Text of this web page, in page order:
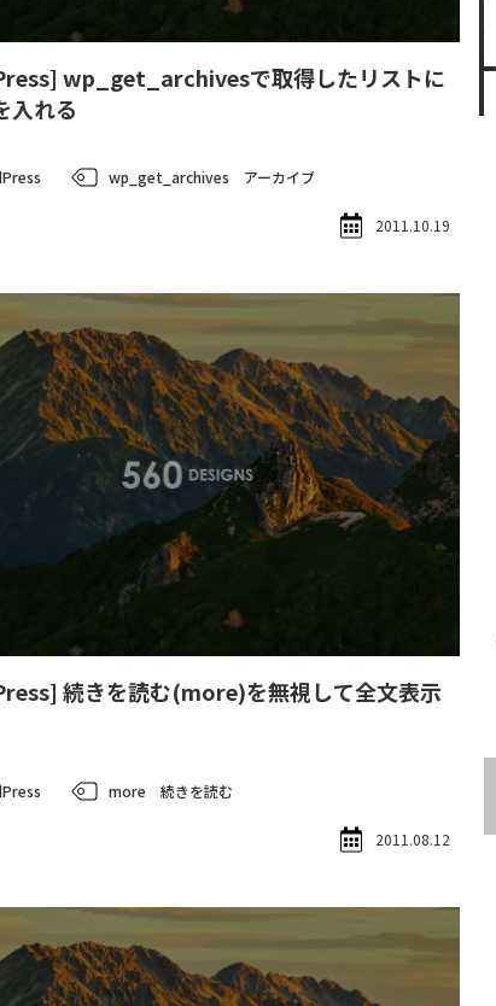
wp_get_archivesで取得したリストに
入れる
wp_get_archives アーカイブ
2011.10.19
続きを読む(more)を無視して全文表示
more 続きを読む
2011.08.12